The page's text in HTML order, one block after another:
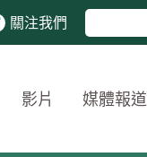
關注我們
影片 媒體報道